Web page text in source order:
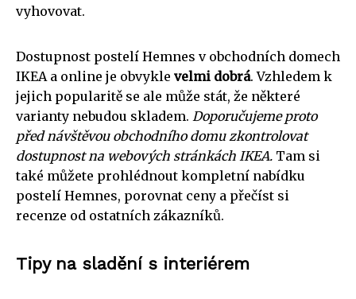
vyhovovat.
Dostupnost postelí Hemnes v obchodních domech
IKEA a online je obvykle velmi dobrá. Vzhledem k
jejich popularitě se ale může stát, že některé
varianty nebudou skladem. Doporučujeme proto
před návštěvou obchodního domu zkontrolovat
dostupnost na webových stránkách IKEA. Tam si
také můžete prohlédnout kompletní nabídku
postelí Hemnes, porovnat ceny a přečíst si
recenze od ostatních zákazníků.
Tipy na sladění s interiérem